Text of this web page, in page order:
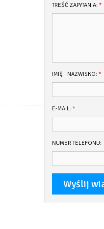
TREŚĆ ZAPYTANIA: *
IMIĘ I NAZWISKO: *
E-MAIL: *
NUMER TELEFONU: